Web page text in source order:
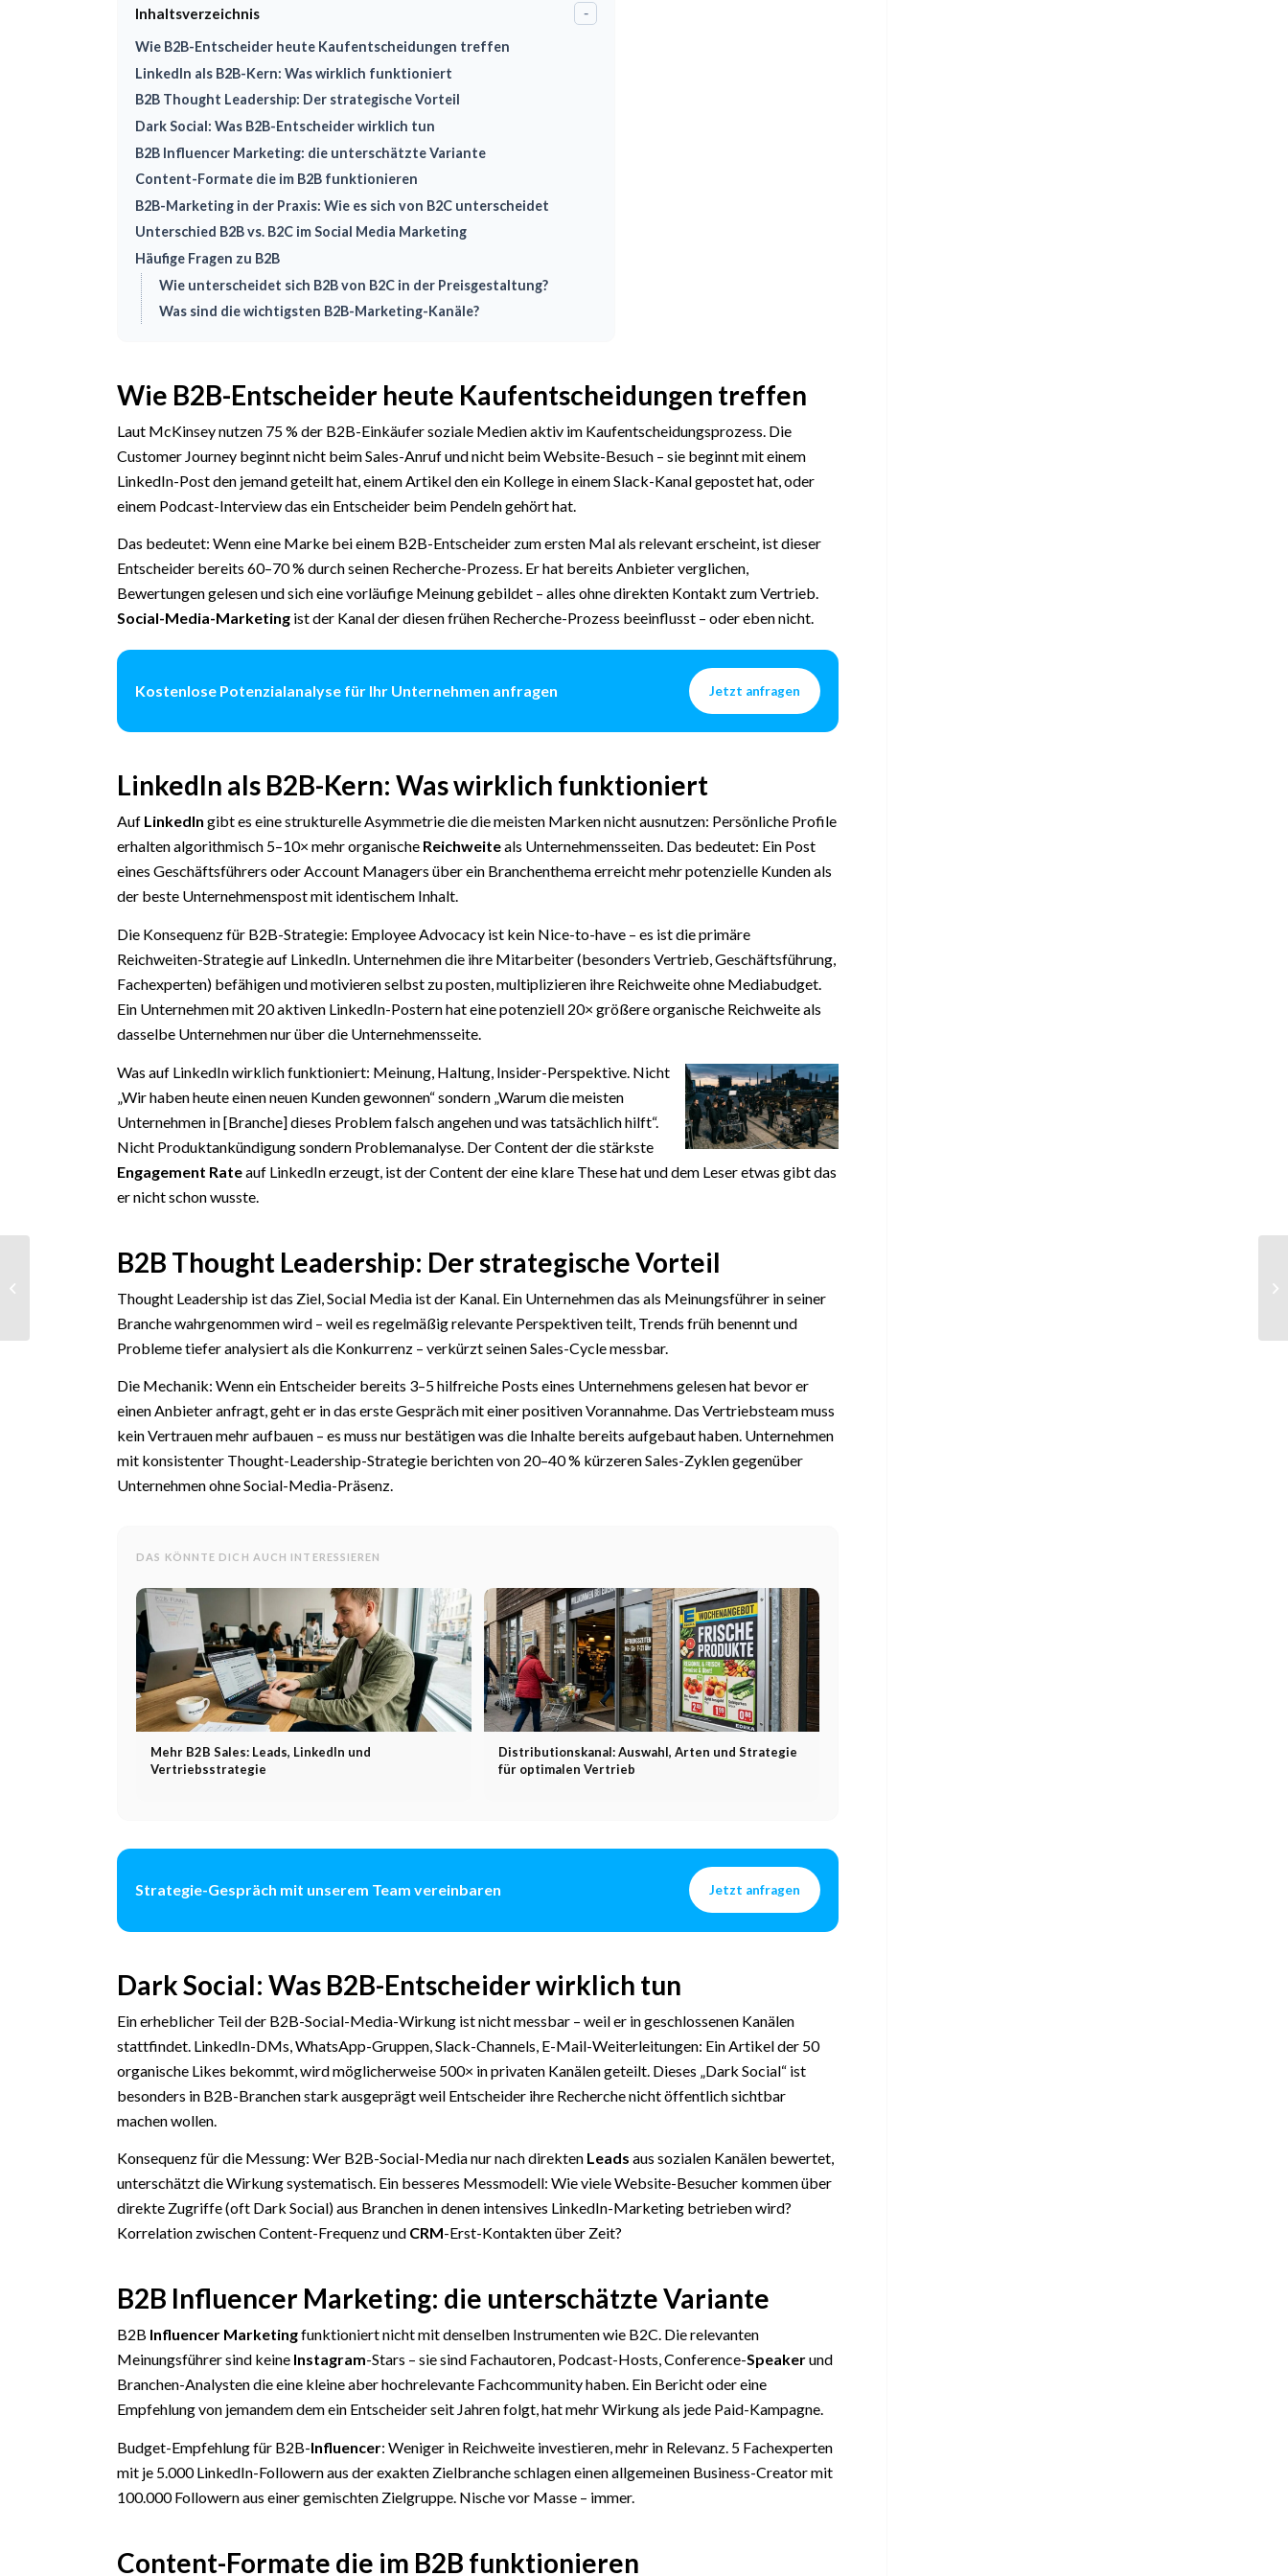
Inhaltsverzeichnis -
Wie B2B-Entscheider heute Kaufentscheidungen treffen
LinkedIn als B2B-Kern: Was wirklich funktioniert
B2B Thought Leadership: Der strategische Vorteil
Dark Social: Was B2B-Entscheider wirklich tun
B2B Influencer Marketing: die unterschätzte Variante
Content-Formate die im B2B funktionieren
B2B-Marketing in der Praxis: Wie es sich von B2C unterscheidet
Unterschied B2B vs. B2C im Social Media Marketing
Häufige Fragen zu B2B
Wie unterscheidet sich B2B von B2C in der Preisgestaltung?
Was sind die wichtigsten B2B-Marketing-Kanäle?
Wie B2B-Entscheider heute Kaufentscheidungen treffen
Laut McKinsey nutzen 75 % der B2B-Einkäufer soziale Medien aktiv im Kaufentscheidungsprozess. Die
Customer Journey beginnt nicht beim Sales-Anruf und nicht beim Website-Besuch – sie beginnt mit einem
LinkedIn-Post den jemand geteilt hat, einem Artikel den ein Kollege in einem Slack-Kanal gepostet hat, oder
einem Podcast-Interview das ein Entscheider beim Pendeln gehört hat.
Das bedeutet: Wenn eine Marke bei einem B2B-Entscheider zum ersten Mal als relevant erscheint, ist dieser
Entscheider bereits 60–70 % durch seinen Recherche-Prozess. Er hat bereits Anbieter verglichen,
Bewertungen gelesen und sich eine vorläufige Meinung gebildet – alles ohne direkten Kontakt zum Vertrieb.
Social-Media-Marketing ist der Kanal der diesen frühen Recherche-Prozess beeinflusst – oder eben nicht.
Kostenlose Potenzialanalyse für Ihr Unternehmen anfragen Jetzt anfragen
LinkedIn als B2B-Kern: Was wirklich funktioniert
Auf LinkedIn gibt es eine strukturelle Asymmetrie die die meisten Marken nicht ausnutzen: Persönliche Profile
erhalten algorithmisch 5–10× mehr organische Reichweiteals Unternehmensseiten. Das bedeutet: Ein Post
eines Geschäftsführers oder Account Managers über ein Branchenthema erreicht mehr potenzielle Kunden als
der beste Unternehmenspost mit identischem Inhalt.
Die Konsequenz für B2B-Strategie: Employee Advocacy ist kein Nice-to-have – es ist die primäre
Reichweiten-Strategie auf LinkedIn. Unternehmen die ihre Mitarbeiter (besonders Vertrieb, Geschäftsführung,
Fachexperten) befähigen und motivieren selbst zu posten, multiplizieren ihre Reichweite ohne Mediabudget.
Ein Unternehmen mit 20 aktiven LinkedIn-Postern hat eine potenziell 20× größere organische Reichweite als
dasselbe Unternehmen nur über die Unternehmensseite.
Was auf LinkedIn wirklich funktioniert: Meinung, Haltung, Insider-Perspektive. Nicht
„Wir haben heute einen neuen Kunden gewonnen“ sondern „Warum die meisten
Unternehmen in [Branche] dieses Problem falsch angehen und was tatsächlich hilft“.
Nicht Produktankündigung sondern Problemanalyse. Der Content der die stärkste
Engagement Rateauf LinkedIn erzeugt, ist der Content der eine klare These hat und dem Leser etwas gibt das
er nicht schon wusste.
B2B Thought Leadership: Der strategische Vorteil
Thought Leadership ist das Ziel, Social Media ist der Kanal. Ein Unternehmen das als Meinungsführer in seiner
Branche wahrgenommen wird – weil es regelmäßig relevante Perspektiven teilt, Trends früh benennt und
Probleme tiefer analysiert als die Konkurrenz – verkürzt seinen Sales-Cycle messbar.
Die Mechanik: Wenn ein Entscheider bereits 3–5 hilfreiche Posts eines Unternehmens gelesen hat bevor er
einen Anbieter anfragt, geht er in das erste Gespräch mit einer positiven Vorannahme. Das Vertriebsteam muss
kein Vertrauen mehr aufbauen – es muss nur bestätigen was die Inhalte bereits aufgebaut haben. Unternehmen
mit konsistenter Thought-Leadership-Strategie berichten von 20–40 % kürzeren Sales-Zyklen gegenüber
Unternehmen ohne Social-Media-Präsenz.
DAS KÖNNTE DICH AUCH INTERESSIEREN
Mehr B2B Sales: Leads, LinkedIn und
Vertriebsstrategie
Distributionskanal: Auswahl, Arten und Strategie
für optimalen Vertrieb
Strategie-Gespräch mit unserem Team vereinbaren Jetzt anfragen
Dark Social: Was B2B-Entscheider wirklich tun
Ein erheblicher Teil der B2B-Social-Media-Wirkung ist nicht messbar – weil er in geschlossenen Kanälen
stattfindet. LinkedIn-DMs, WhatsApp-Gruppen, Slack-Channels, E-Mail-Weiterleitungen: Ein Artikel der 50
organische Likes bekommt, wird möglicherweise 500× in privaten Kanälen geteilt. Dieses „Dark Social“ ist
besonders in B2B-Branchen stark ausgeprägt weil Entscheider ihre Recherche nicht öffentlich sichtbar
machen wollen.
Konsequenz für die Messung: Wer B2B-Social-Media nur nach direkten Leads aus sozialen Kanälen bewertet,
unterschätzt die Wirkung systematisch. Ein besseres Messmodell: Wie viele Website-Besucher kommen über
direkte Zugriffe (oft Dark Social) aus Branchen in denen intensives LinkedIn-Marketing betrieben wird?
Korrelation zwischen Content-Frequenz und CRM-Erst-Kontakten über Zeit?
B2B Influencer Marketing: die unterschätzte Variante
B2B Influencer Marketingfunktioniert nicht mit denselben Instrumenten wie B2C. Die relevanten
Meinungsführer sind keine Instagram-Stars – sie sind Fachautoren, Podcast-Hosts, Conference-Speakerund
Branchen-Analysten die eine kleine aber hochrelevante Fachcommunity haben. Ein Bericht oder eine
Empfehlung von jemandem dem ein Entscheider seit Jahren folgt, hat mehr Wirkung als jede Paid-Kampagne.
Budget-Empfehlung für B2B-Influencer: Weniger in Reichweite investieren, mehr in Relevanz. 5 Fachexperten
mit je 5.000 LinkedIn-Followern aus der exakten Zielbranche schlagen einen allgemeinen Business-Creator mit
100.000 Followern aus einer gemischten Zielgruppe. Nische vor Masse – immer.
Content-Formate die im B2B funktionieren
Keywords: Mit den
Schlüsselwörtern